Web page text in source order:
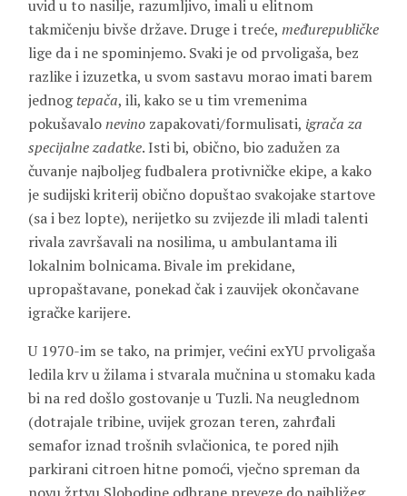
uvid u to nasilje, razumljivo, imali u elitnom
takmičenju bivše države. Druge i treće, međurepubličke
lige da i ne spominjemo. Svaki je od prvoligaša, bez
razlike i izuzetka, u svom sastavu morao imati barem
jednogtepača, ili, kako se u tim vremenima
pokušavalonevino zapakovati/formulisati, igrača za
specijalne zadatke. Isti bi, obično, bio zadužen za
čuvanje najboljeg fudbalera protivničke ekipe, a kako
je sudijski kriterij obično dopuštao svakojake startove
(sa i bez lopte), nerijetko su zvijezde ili mladi talenti
rivala završavali na nosilima, u ambulantama ili
lokalnim bolnicama. Bivale im prekidane,
upropaštavane, ponekad čak i zauvijek okončavane
igračke karijere.
U 1970-im se tako, na primjer, većini exYU prvoligaša
ledila krv u žilama i stvarala mučnina u stomaku kada
bi na red došlo gostovanje u Tuzli. Na neuglednom
(dotrajale tribine, uvijek grozan teren, zahrđali
semafor iznad trošnih svlačionica, te pored njih
parkirani citroen hitne pomoći, vječno spreman da